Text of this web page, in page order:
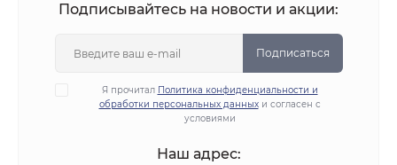
Подписывайтесь на новости и акции:
Подписаться
Я прочитал Политика конфиденциальности и
обработки персональных данныхи согласен с
условиями
Наш адрес: